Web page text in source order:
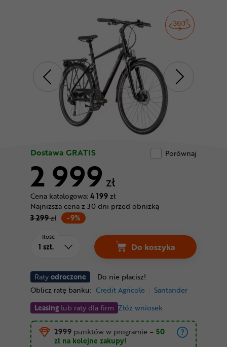
Superoferta
Dostawa GRATIS Porównaj
2 999 zł
Cena katalogowa: 4 199zł
-9%
Najniższa cena z 30 dni przed obniżką
3 299zł
Ratyodroczone
Do nie płacisz!
Oblicz ratę banku: Credit Agricole
Santander
Leasinglub raty dla firm Złóż wniosek
Ilość
Do koszyka
2999 punktów w programie = 50
zł na kolejne zakupy!